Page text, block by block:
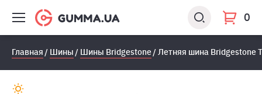
0
Главная Шины Шины Bridgestone Летняя шина Bridgestone